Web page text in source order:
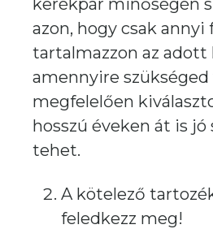
kerékpár minőségén
azon, hogy csak
tartalmazzon az adott
amennyire szükséged
megfelelően
hosszú éveken át is jó
tehet.
A kötelező
feledkezz meg!